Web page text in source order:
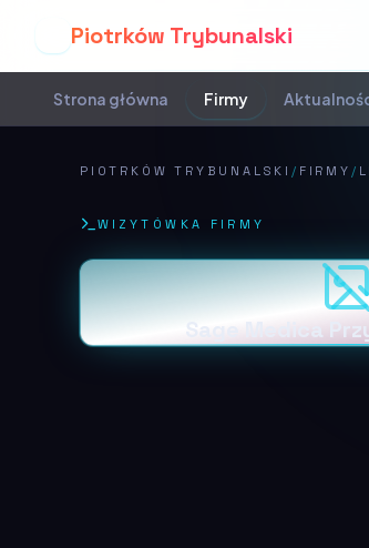
Piotrków Trybunalski
Strona główna Firmy
PIOTRKÓW TRYBUNALSKI / FIRMY /
WIZYTÓWKA FIRMY
Sage Medica